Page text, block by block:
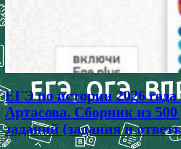
ЕГЭ по истории 2026
Артасова. Сборник из
заданий (задания и